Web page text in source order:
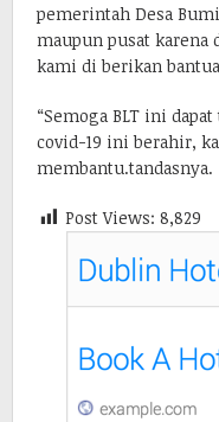
pemerintah Desa
maupun pusat karena
kami di berikan
“Semoga BLT ini
covid-19 ini berahir,
membantu.tandasnya.
Post Views: 8,829